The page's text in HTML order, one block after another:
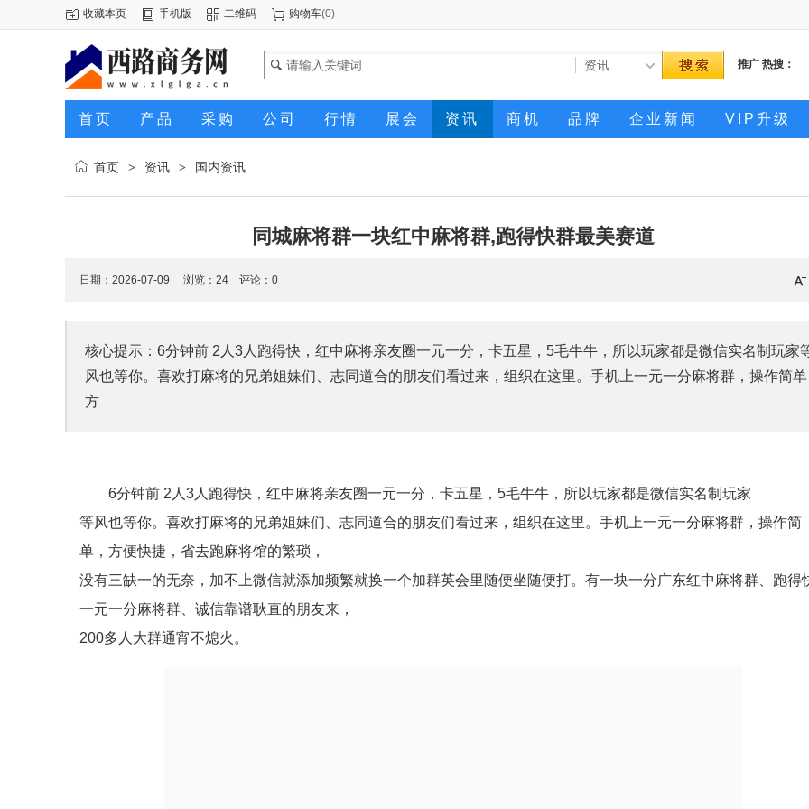
收藏本页 手机版 二维码 购物车(0)
推广 热搜：
首页 产品 采购 公司 行情 展会 资讯 商机 品牌 企业新闻 VIP升级
首页 > 资讯 > 国内资讯
同城麻将群一块红中麻将群,跑得快群最美赛道
日期：2026-07-09 浏览： 24 评论：0
核心提示：6分钟前 2人3人跑得快，红中麻将亲友圈一元一分，卡五星，5毛牛牛，所以玩家都是微信实名制玩家
风也等你。喜欢打麻将的兄弟姐妹们、志同道合的朋友们看过来，组织在这里。手机上一元一分麻将群，操作简
方
6分钟前 2人3人跑得快，红中麻将亲友圈一元一分，卡五星，5毛牛牛，所以玩家都是微信实名制玩家
等风也等你。喜欢打麻将的兄弟姐妹们、志同道合的朋友们看过来，组织在这里。手机上一元一分麻将群，操作简
单，方便快捷，省去跑麻将馆的繁琐，
没有三缺一的无奈，加不上微信就添加频繁就换一个加群英会里随便坐随便打。有一块一分广东红中麻将群、跑得
一元一分麻将群、诚信靠谱耿直的朋友来，
200多人大群通宵不熄火。